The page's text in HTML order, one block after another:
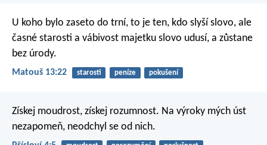
U koho bylo zaseto do trní, to je ten, kdo slyší slovo, ale
časné starosti a vábivost majetku slovo udusí, a zůstane
bez úrody.
Matouš 13:22 starosti peníze pokušení
Získej moudrost, získej rozumnost. Na výroky mých úst
nezapomeň, neodchyl se od nich.